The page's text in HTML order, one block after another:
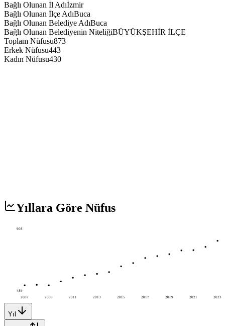
Bağlı Olunan İl Adıİzmir
Bağlı Olunan İlçe AdıBuca
Bağlı Olunan Belediye AdıBuca
Bağlı Olunan Belediyenin NiteliğiBÜYÜKŞEHİR İLÇE
Toplam Nüfusu873
Erkek Nüfusu443
Kadın Nüfusu430
Yıllara Göre Nüfus
2007 2009 2011 2013 2015 2017 2019 2021 2023
908
489
Yıl